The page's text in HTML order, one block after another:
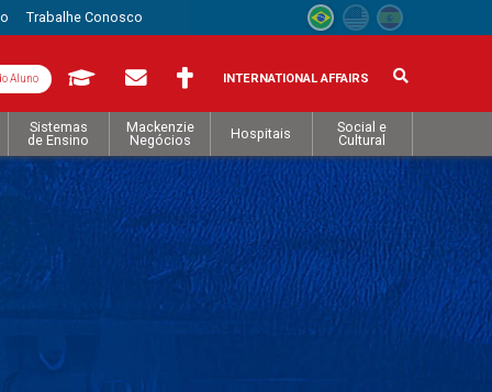
Trabalhe Conosco
Aluno INTERNATIONAL AFFAIRS
Sistemas
de Ensino
Mackenzie
Negócios
Hospitais
Social e
Cultural